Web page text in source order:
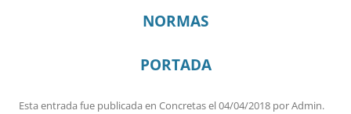
NORMAS
PORTADA
Esta entrada fue publicada en Concretasel04/04/2018 porAdmin.